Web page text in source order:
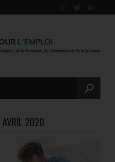
AVRIL 2020